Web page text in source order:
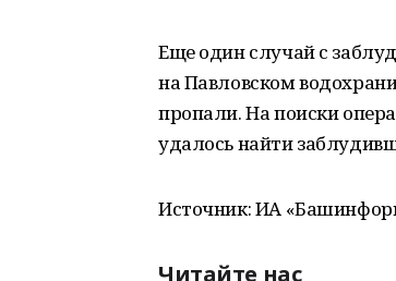
Еще один случай с
на Павловском
пропали. На поиски
удалось найти
Источник: ИА
Читайте нас